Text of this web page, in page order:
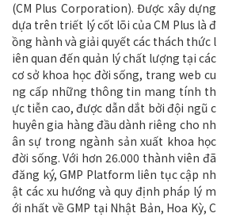
(CM Plus Corporation). Được xây dựng
dựa trên triết lý cốt lõi của CM Plus là đ
ồng hành và giải quyết các thách thức l
iên quan đến quản lý chất lượng tại các
cơ sở khoa học đời sống, trang web cu
ng cấp những thông tin mang tính th
ực tiễn cao, được dẫn dắt bởi đội ngũ c
huyên gia hàng đầu dành riêng cho nh
ân sự trong ngành sản xuất khoa học
đời sống. Với hơn 26.000 thành viên đã
đăng ký, GMP Platform liên tục cập nh
ật các xu hướng và quy định pháp lý m
ới nhất về GMP tại Nhật Bản, Hoa Kỳ, C